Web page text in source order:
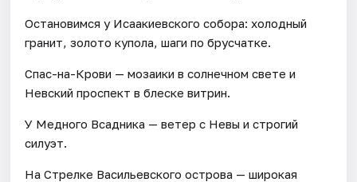
Остановимся у Исаакиевского собора: холодный
гранит, золото купола, шаги по брусчатке.
Спас-на-Крови — мозаики в солнечном свете и
Невский проспект в блеске витрин.
У Медного Всадника — ветер с Невы и строгий
силуэт.
На Стрелке Васильевского острова — широкая